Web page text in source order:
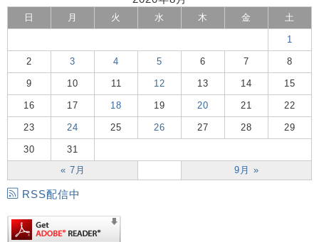
日 月 火 水 木 金 土
« 7月 9月 »
1
2 3 4 5 6 7 8
9 10 11 12 13 14 15
16 17 18 19 20 21 22
23 24 25 26 27 28 29
30 31
RSS配信中